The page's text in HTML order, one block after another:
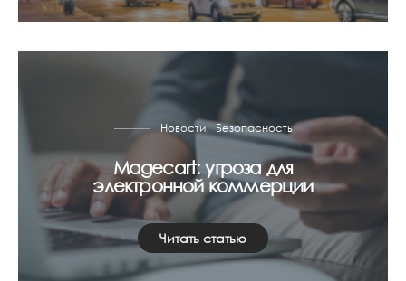
Новости Безопасность
Magecart: угроза для
электронной коммерции
Читать статью